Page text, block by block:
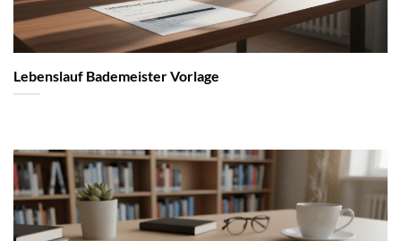
Lebenslauf Bademeister Vorlage